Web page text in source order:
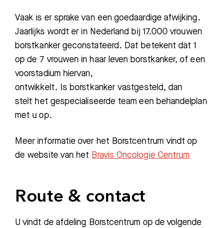
Vaak is er sprake van een goedaardige afwijking.
Jaarlijks wordt er in Nederland bij 17.000 vrouwen
borstkanker geconstateerd. Dat betekent dat 1
op de 7 vrouwen in haar leven borstkanker, of een
voorstadium hiervan,
ontwikkelt. Is borstkanker vastgesteld, dan
stelt het gespecialiseerde team een behandelplan
met u op.
Meer informatie over het Borstcentrum vindt op
de website van het Bravis Oncologie Centrum
Route & contact
U vindt de afdeling Borstcentrum op de volgende